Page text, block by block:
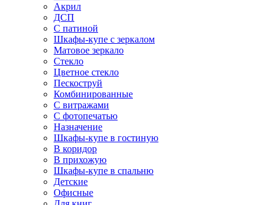
Акрил
ДСП
С патиной
Шкафы-купе с зеркалом
Матовое зеркало
Стекло
Цветное стекло
Пескоструй
Комбинированные
С витражами
С фотопечатью
Назначение
Шкафы-купе в гостиную
В коридор
В прихожую
Шкафы-купе в спальню
Детские
Офисные